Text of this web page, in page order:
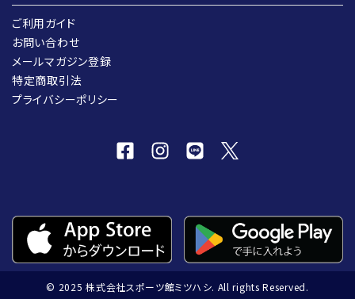
ご利用ガイド
お問い合わせ
メールマガジン登録
特定商取引法
プライバシーポリシー
© 2025 株式会社スポーツ館ミツハシ. All rights Reserved.